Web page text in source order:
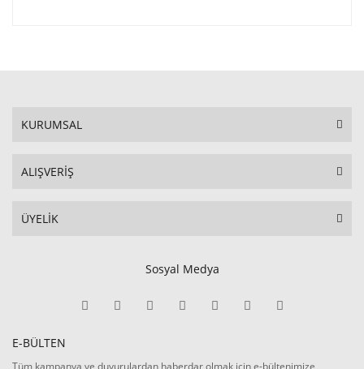
KURUMSAL
ALIŞVERİŞ
ÜYELİK
Sosyal Medya
E-BÜLTEN
Tüm kampanya ve duyurulardan haberdar olmak için e-bültenimize